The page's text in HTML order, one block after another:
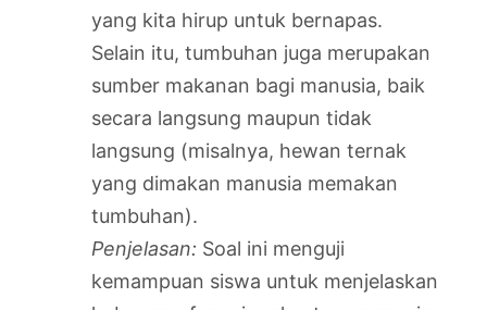
yang kita hirup untuk bernapas.
Selain itu, tumbuhan juga merupakan
sumber makanan bagi manusia, baik
secara langsung maupun tidak
langsung (misalnya, hewan ternak
yang dimakan manusia memakan
tumbuhan).
Penjelasan: Soal ini menguji
kemampuan siswa untuk menjelaskan